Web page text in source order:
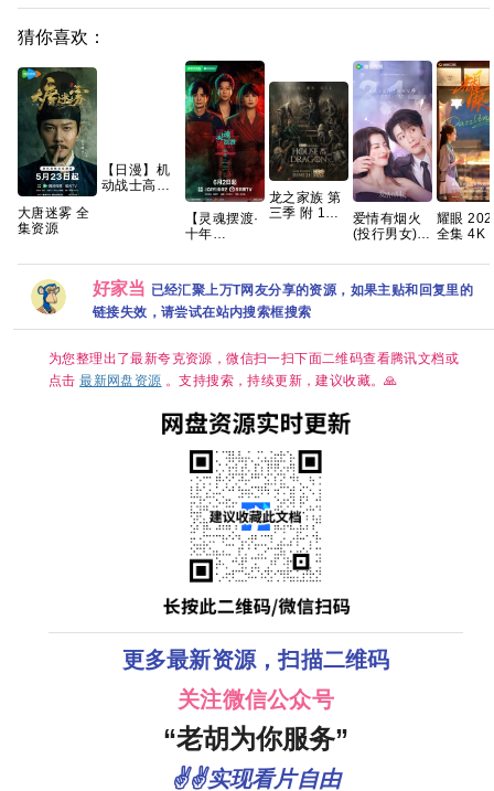
猜你喜欢：
大唐迷雾 全
集资源
【日漫】机
动战士高达
【含第一
部】【剧情 /
科幻】【内
嵌中字】
【灵魂摆渡·
十年
【全24集】
【1080P高
码】【国语
中字】【单
集/0.3G】
疑 / 惊悚 / 短
片 / 奇幻 / 冒
险】【主演:
扬】
龙之家族 第
三季 附 1～2
7GB左右】
爱情有烟火
(投行男女)
耀眼 2026
全集 4K
锐
好家当 已经汇聚上万T网友分享的资源，如果主贴和回复里的
链接失效，请尝试在站内搜索框搜索
为您整理出了最新夸克资源，微信扫一扫下面二维码查看腾讯文档或
点击最新网盘资源 。支持搜索，持续更新，建议收藏。🙏
更多最新资源，扫描二维码
关注微信公众号
“老胡为你服务”
✌✌实现看片自由